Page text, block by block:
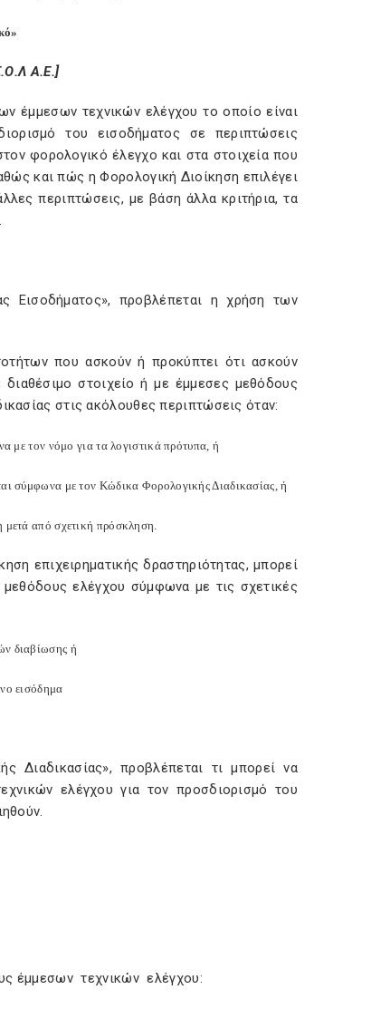
Α.Ε.]
έμμεσων τεχνικών ελέγχου το οποίο είναι
του εισοδήματος σε περιπτώσεις
φορολογικό έλεγχο και στα στοιχεία που
και πώς η Φορολογική Διοίκηση επιλέγει
περιπτώσεις, με βάση άλλα κριτήρια, τα
Εισοδήματος», προβλέπεται η χρήση των
που ασκούν ή προκύπτει ότι ασκούν
διαθέσιμο στοιχείο ή με έμμεσες μεθόδους
στις ακόλουθες περιπτώσεις όταν:
με τον νόμο για τα λογιστικά πρότυπα, ή
σύμφωνα με τον Κώδικα Φορολογικής Διαδικασίας, ή
μετά από σχετική πρόσκληση.
επιχειρηματικής δραστηριότητας, μπορεί
ελέγχου σύμφωνα με τις σχετικές
διαβίωσης ή
εισόδημα
Διαδικασίας», προβλέπεται τι μπορεί να
ελέγχου για τον προσδιορισμό του
έμμεσων τεχνικών ελέγχου: